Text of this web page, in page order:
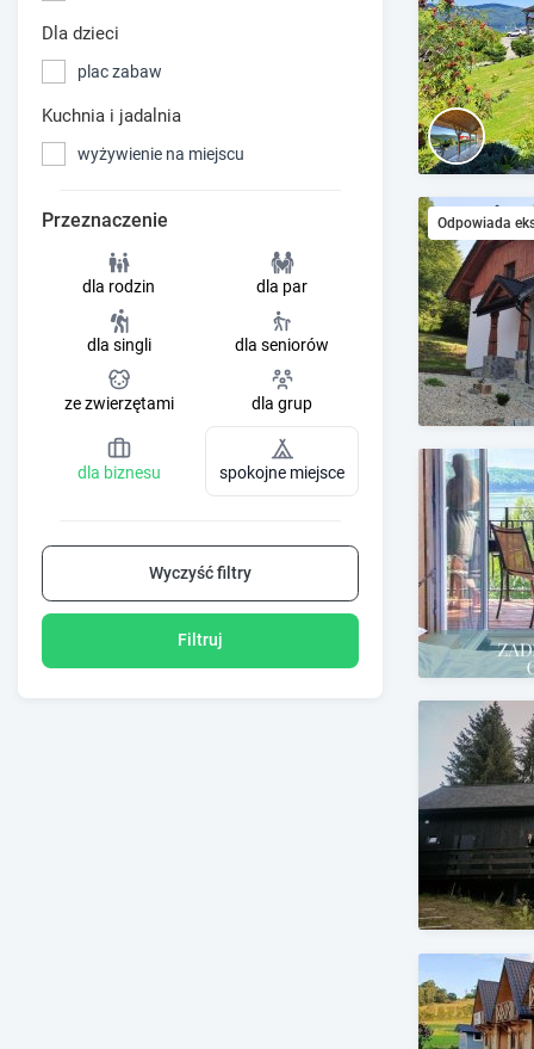
Dla dzieci
plac zabaw
Kuchnia i jadalnia
wyżywienie na miejscu
Przeznaczenie
dla rodzin dla par
dla singli dla seniorów
ze zwierzętami dla grup
dla biznesu spokojne miejsce
Wyczyść filtry
Filtruj
Odpowiada